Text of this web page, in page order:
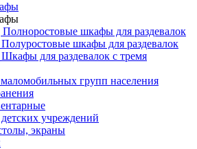
шкафы для раздевалок
шкафы для раздевалок
для раздевалок с тремя
групп населения
учреждений
экраны